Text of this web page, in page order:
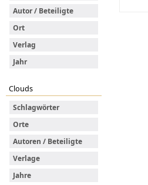
Autor / Beteiligte
Ort
Verlag
Jahr
Clouds
Schlagwörter
Orte
Autoren / Beteiligte
Verlage
Jahre